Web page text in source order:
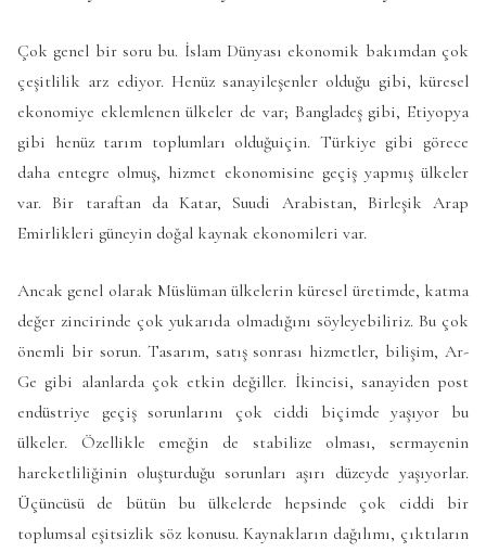
Çok genel bir soru bu. İslam Dünyası ekonomik bakımdan çok
çeşitlilik arz ediyor. Henüz sanayileşenler olduğu gibi, küresel
ekonomiye eklemlenen ülkeler de var; Bangladeş gibi, Etiyopya
gibi henüz tarım toplumları olduğuiçin. Türkiye gibi görece
daha entegre olmuş, hizmet ekonomisine geçiş yapmış ülkeler
var. Bir taraftan da Katar, Suudi Arabistan, Birleşik Arap
Emirlikleri güneyin doğal kaynak ekonomileri var.
Ancak genel olarak Müslüman ülkelerin küresel üretimde, katma
değer zincirinde çok yukarıda olmadığını söyleyebiliriz. Bu çok
önemli bir sorun. Tasarım, satış sonrası hizmetler, bilişim, Ar-
Ge gibi alanlarda çok etkin değiller. İkincisi, sanayiden post
endüstriye geçiş sorunlarını çok ciddi biçimde yaşıyor bu
ülkeler. Özellikle emeğin de stabilize olması, sermayenin
hareketliliğinin oluşturduğu sorunları aşırı düzeyde yaşıyorlar.
Üçüncüsü de bütün bu ülkelerde hepsinde çok ciddi bir
toplumsal eşitsizlik söz konusu. Kaynakların dağılımı, çıktıların